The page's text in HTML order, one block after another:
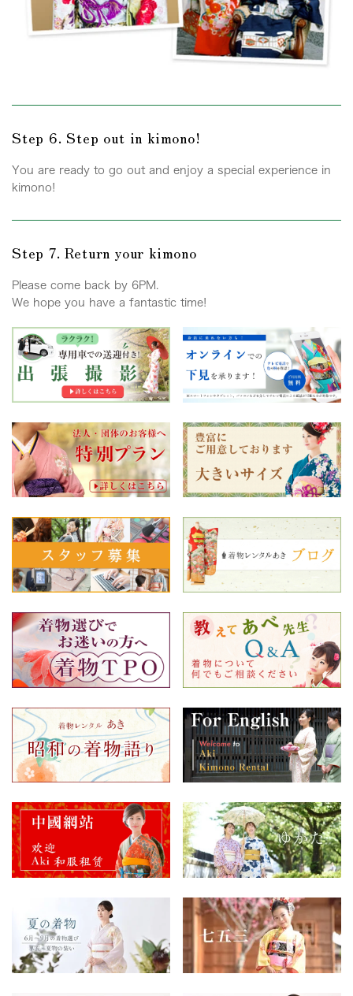
Step 6. Step out in kimono!
You are ready to go out and enjoy a special experience in
kimono!
Step 7. Return your kimono
Please come back by 6PM.
We hope you have a fantastic time!